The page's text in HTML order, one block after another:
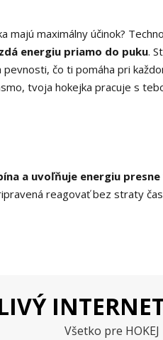
maximálny účinok?
energiu priamo do puku.
čo ti pomáha pri
tvoja hokejka pracuje s
a uvoľňuje energiu
reagovať bez straty
Všetko pre HOKEJ